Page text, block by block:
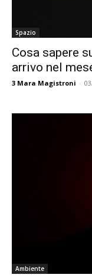
Spazio
Cosa sapere
arrivo nel
3 Mara Magistroni -
Ambiente